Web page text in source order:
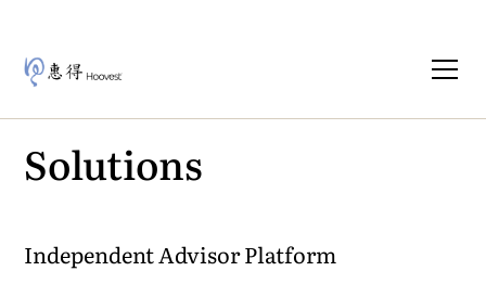
Solutions
Independent Advisor Platform